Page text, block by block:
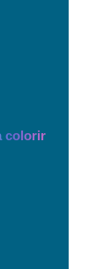
colorir